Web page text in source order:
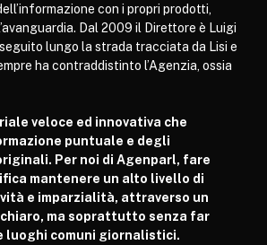
con i propri prodotti,
Dal 2009 il Direttore è Luigi
lungo la strada tracciata da Lisi e
ha contraddistinto l’Agenzia, ossia
veloce ed innovativa che
puntuale e degli
Per noi di Agenparl, fare
mantenere un alto livello di
e imparzialità, attraverso un
ma soprattutto senza far
luoghi comuni giornalistici.